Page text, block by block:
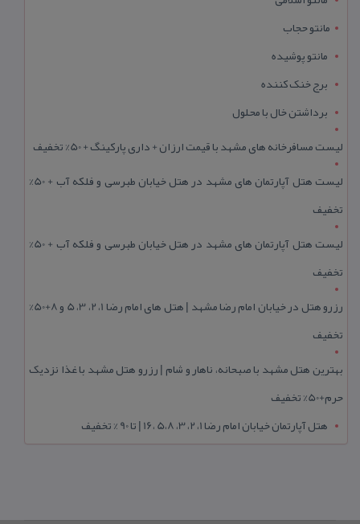
مانتو حجاب
مانتو پوشیده
برج خنک کننده
برداشتن خال با محلول
لیست مسافرخانه های مشهد با قیمت ارزان + داری پارکینگ + 50% تخفیف
لیست هتل آپارتمان های مشهد در هتل خیابان طبرسی و فلکه آب + 50%
تخفیف
لیست هتل آپارتمان های مشهد در هتل خیابان طبرسی و فلکه آب + 50%
تخفیف
رزرو هتل در خیابان امام رضا مشهد | هتل‌ های امام رضا 1، 2، 3، 5 و 8+50%
تخفیف
بهترین هتل مشهد با صبحانه، ناهار و شام | رزرو هتل مشهد با غذا نزدیک
حرم+50% تخفیف
هتل آپارتمان خیابان امام رضا 1، 2، 3، 5،8 ،16 | تا 90 % تخفیف